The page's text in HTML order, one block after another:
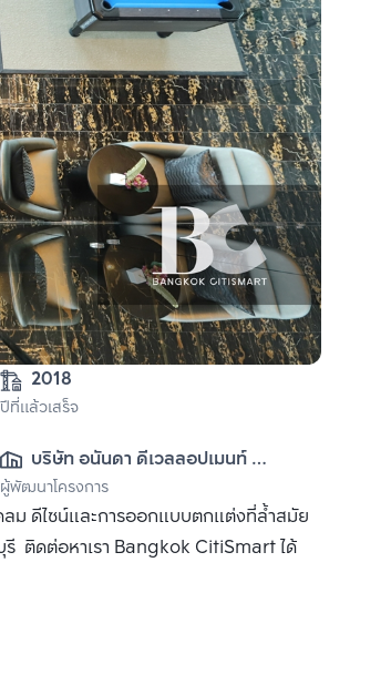
2018
ปีที่แล้วเสร็จ
บริษัท อนันดา ดีเวลลอปเมนท์
จำกัด (มหาชน)
ผู้พัฒนาโครงการ
ม ดีไซน์และการออกแบบตกแต่งที่ล้ำสมัย
รี ติดต่อหาเรา Bangkok CitiSmart ได้